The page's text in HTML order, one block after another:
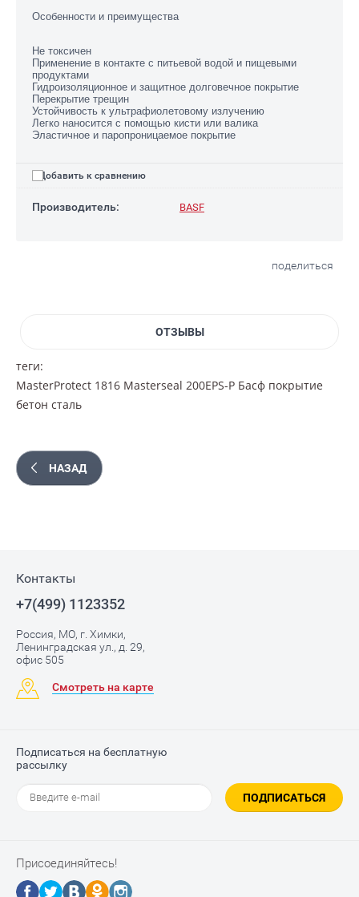
Особенности и преимущества
Не токсичен
Применение в контакте с питьевой водой и пищевыми
продуктами
Гидроизоляционное и защитное долговечное покрытие
Перекрытие трещин
Устойчивость к ультрафиолетовому излучению
Легко наносится с помощью кисти или валика
Эластичное и паропроницаемое покрытие
Добавить к сравнению
Производитель: BASF
поделиться
ОТЗЫВЫ
теги:
MasterProtect 1816 Masterseal 200EPS-P Басф покрытие
бетон сталь
НАЗАД
Контакты
+7(499) 1123352
Россия, МО, г. Химки,
Ленинградская ул., д. 29,
офис 505
Смотреть на карте
Подписаться на бесплатную
рассылку
ПОДПИСАТЬСЯ
Присоединяйтесь!